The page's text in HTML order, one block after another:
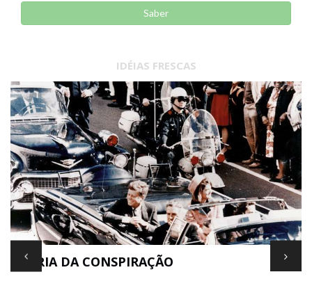
Saber
IDÉIAS FRESCAS
TEORIA DA CONSPIRAÇÃO